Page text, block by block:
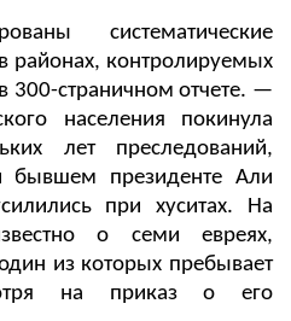
систематические
районах, контролируемых
300-страничном отчете. —
населения покинула
лет преследований,
бывшем президенте Али
при хуситах. На
о семи евреях,
из которых пребывает
на приказ о его